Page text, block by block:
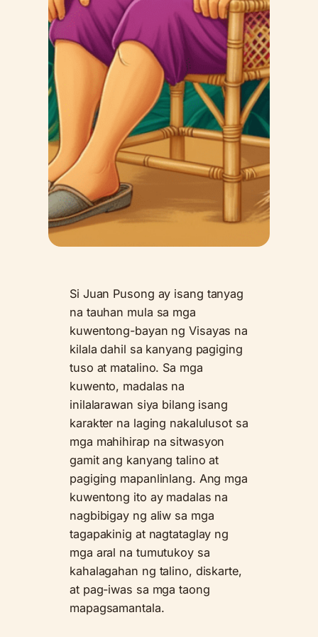
Si Juan Pusong ay isang tanyag
na tauhan mula sa mga
kuwentong-bayan ng Visayas na
kilala dahil sa kanyang pagiging
tuso at matalino. Sa mga
kuwento, madalas na
inilalarawan siya bilang isang
karakter na laging nakalulusot sa
mga mahihirap na sitwasyon
gamit ang kanyang talino at
pagiging mapanlinlang. Ang mga
kuwentong ito ay madalas na
nagbibigay ng aliw sa mga
tagapakinig at nagtataglay ng
mga aral na tumutukoy sa
kahalagahan ng talino, diskarte,
at pag-iwas sa mga taong
mapagsamantala.